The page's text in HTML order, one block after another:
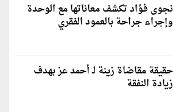
نجوى فؤاد تكشف معاناتها مع الوحدة
وإجراء جراحة بالعمود الفقري
حقيقة مقاضاة زينة لـ أحمد عز بهدف
زيادة النفقة